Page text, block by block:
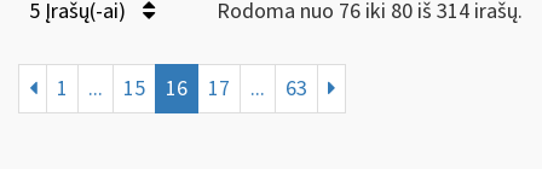
5 Įrašų(-ai) Rodoma nuo 76 iki 80 iš 314 irašų.
1 ... 15 16 17 ... 63